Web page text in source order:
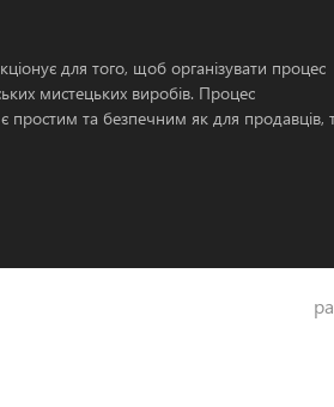
для того, щоб організувати процес
мистецьких виробів. Процес
простим та безпечним як для продавців,